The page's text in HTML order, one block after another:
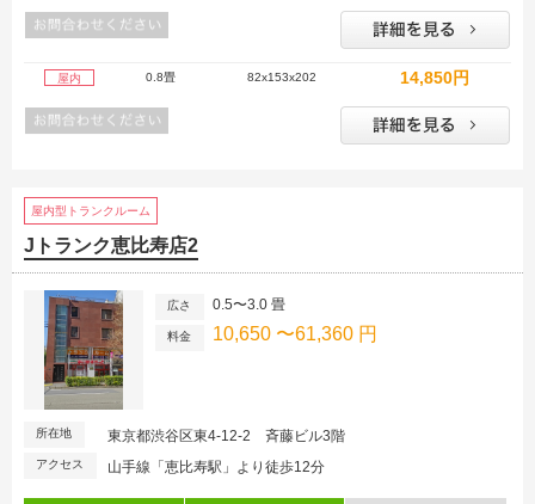
屋内 0.8畳 82x153x202 14,850円
屋内型トランクルーム
Jトランク恵比寿店2
広さ 0.5〜3.0 畳
料金 10,650 〜61,360 円
所在地 東京都渋谷区東4-12-2 斉藤ビル3階
アクセス 山手線「恵比寿駅」より徒歩12分